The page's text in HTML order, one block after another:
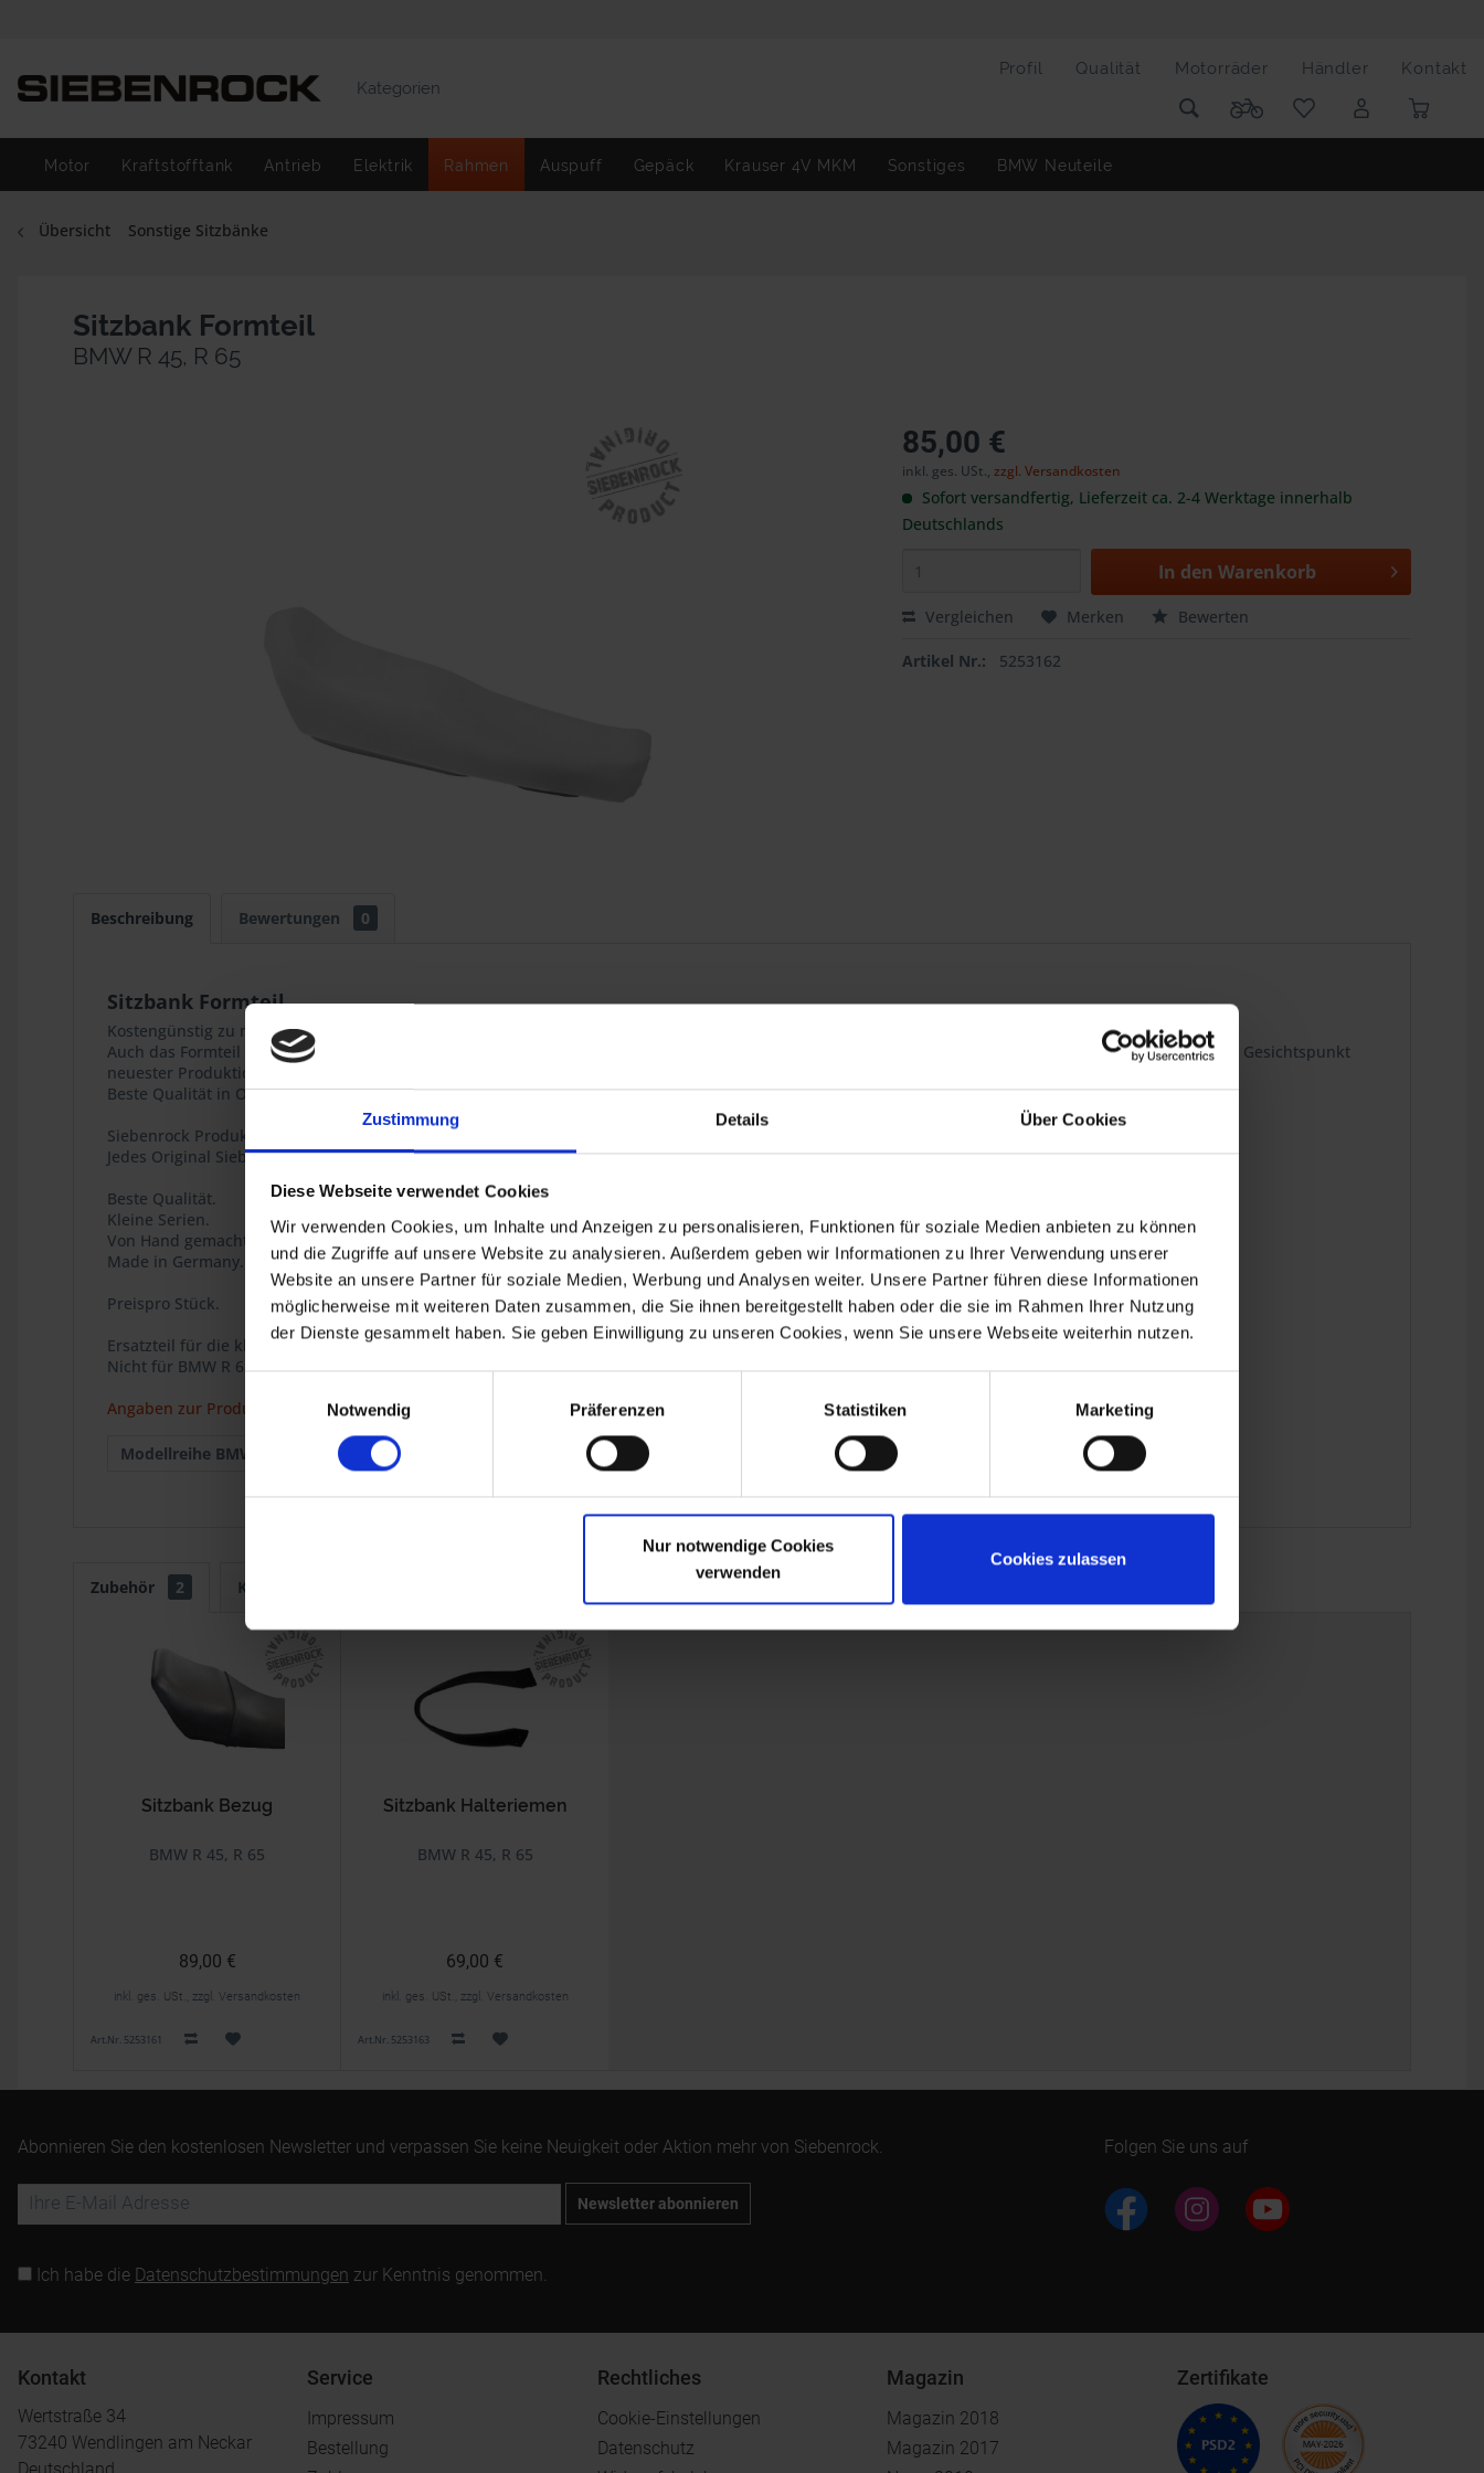
Zustimmung Details Über Cookies
Diese Webseite verwendet Cookies
Wir verwenden Cookies, um Inhalte und Anzeigen zu personalisieren, Funktionen für soziale Medien anbieten zu können
und die Zugriffe auf unsere Website zu analysieren. Außerdem geben wir Informationen zu Ihrer Verwendung unserer
Website an unsere Partner für soziale Medien, Werbung und Analysen weiter. Unsere Partner führen diese Informationen
möglicherweise mit weiteren Daten zusammen, die Sie ihnen bereitgestellt haben oder die sie im Rahmen Ihrer Nutzung
der Dienste gesammelt haben. Sie geben Einwilligung zu unseren Cookies, wenn Sie unsere Webseite weiterhin nutzen.
Notwendig
Präferenzen Statistiken Marketing
Nur notwendige Cookies
verwenden
Cookies zulassen
Kategorien
Profil Qualität Motorräder Händler Kontakt
Motor Kraftstofftank Antrieb Elektrik Rahmen Auspuff Gepäck Krauser 4V MKM Sonstiges BMW Neuteile
Übersicht Sonstige Sitzbänke
Sitzbank Formteil
BMW R 45, R 65
85,00 €
inkl. ges. USt.,zzgl. Versandkosten
Sofort versandfertig, Lieferzeit ca. 2-4 Werktage innerhalb
Deutschlands
In den Warenkorb
Vergleichen Merken Bewerten
Artikel Nr.: 5253162
Beschreibung Bewertungen 0
Sitzbank Formteil
Kostengünstig zu mehr Sitzkomfort:
Auch das Formteil für die BMW R 45 und R 65 Sitzbank lässt sich einzeln austauschen. Standardhärte. Produziert aus hochwertigem Material unter dem Gesichtspunkt
neuester Produktionstechniken.
Beste Qualität in Originaloptik und Originalform der 70er und 80er .
Siebenrock Produkt
Jedes Original Siebenrock-Produkt trägt dieses Siegel und garantiert Ihnen höchste Qualität, konsequent optimiert bis ins Detail.
Beste Qualität.
Kleine Serien.
Von Hand gemacht.
Made in Germany.
Preispro Stück.
Ersatzteil für die klassischen BMW Zweiventil Boxer Modelle R 45 und R 65 ab 9/1980.
Nicht für BMW R 65LS.
Angaben zur Produktsicherheit
Modellreihe BMW : R 45 R 65 9.1980-1985
Zubehör 2 Kunden kauften auch
Sitzbank Bezug
BMW R 45, R 65
89,00 €
inkl. ges. USt., zzgl. Versandkosten
Art.Nr. 5253161
Sitzbank Halteriemen
BMW R 45, R 65
69,00 €
inkl. ges. USt., zzgl. Versandkosten
Art.Nr. 5253163
Abonnieren Sie den kostenlosen Newsletter und verpassen Sie keine Neuigkeit oder Aktion mehr von Siebenrock.
Newsletter abonnieren
Ich habe die Datenschutzbestimmungen zur Kenntnis genommen.
Folgen Sie uns auf
Kontakt
Wertstraße 34
73240 Wendlingen am Neckar
Service
Impressum
Bestellung
Rechtliches
Cookie-Einstellungen
Datenschutz
Magazin
Magazin 2018
Magazin 2017
Zertifikate